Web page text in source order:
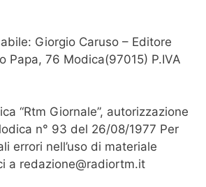
Giorgio Caruso – Editore
Papa, 76 Modica(97015) P.IVA
“Rtm Giornale”, autorizzazione
n° 93 del 26/08/1977 Per
errori nell’uso di materiale
a redazione@radiortm.it